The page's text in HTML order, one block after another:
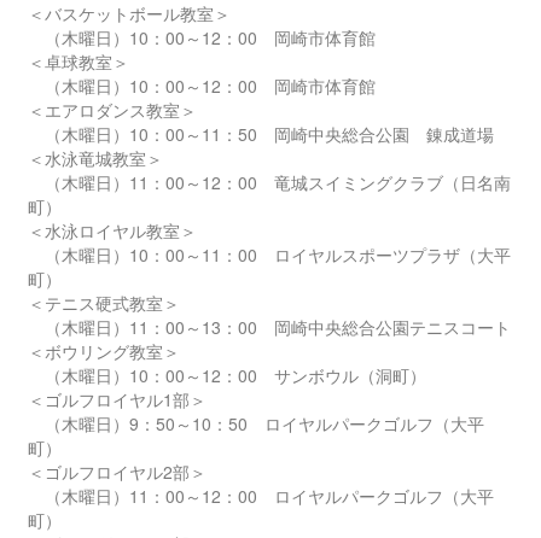
＜バスケットボール教室＞
（木曜日）10：00～12：00 岡崎市体育館
＜卓球教室＞
（木曜日）10：00～12：00 岡崎市体育館
＜エアロダンス教室＞
（木曜日）10：00～11：50 岡崎中央総合公園 錬成道場
＜水泳竜城教室＞
（木曜日）11：00～12：00 竜城スイミングクラブ（日名南
町）
＜水泳ロイヤル教室＞
（木曜日）10：00～11：00 ロイヤルスポーツプラザ（大平
町）
＜テニス硬式教室＞
（木曜日）11：00～13：00 岡崎中央総合公園テニスコート
＜ボウリング教室＞
（木曜日）10：00～12：00 サンボウル（洞町）
＜ゴルフロイヤル1部＞
（木曜日）9：50～10：50 ロイヤルパークゴルフ（大平
町）
＜ゴルフロイヤル2部＞
（木曜日）11：00～12：00 ロイヤルパークゴルフ（大平
町）